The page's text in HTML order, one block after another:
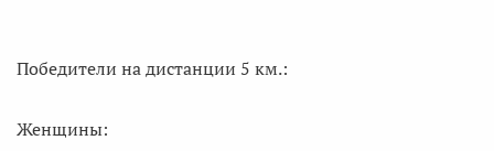
Победители на дистанции 5 км.:
Женщины: